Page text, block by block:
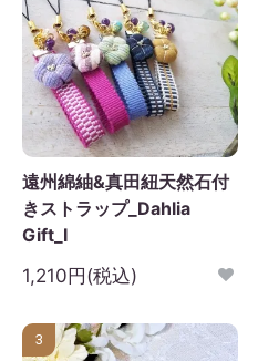
遠州綿紬&真田紐天然石付
きストラップ_Dahlia
Gift_I
1,210円(税込)
3